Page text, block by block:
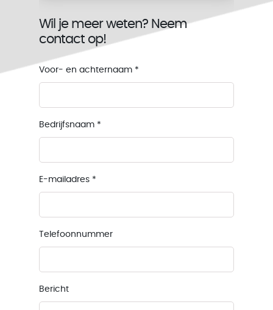
Wil je meer weten? Neem
contact op!
Voor- en achternaam *
Bedrijfsnaam *
E-mailadres *
Telefoonnummer
Bericht